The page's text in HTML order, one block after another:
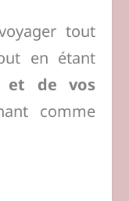
tout
en étant
et de vos
comme